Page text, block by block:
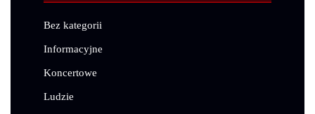
Bez kategorii
Informacyjne
Koncertowe
Ludzie